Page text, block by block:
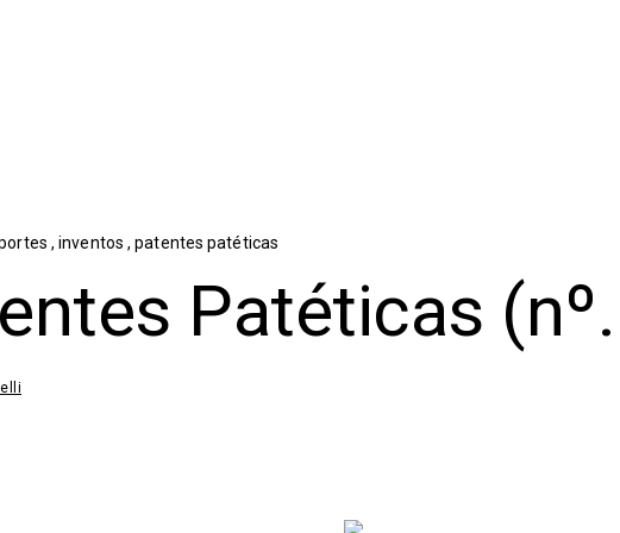
,inventos,patentes patéticas
Patéticas